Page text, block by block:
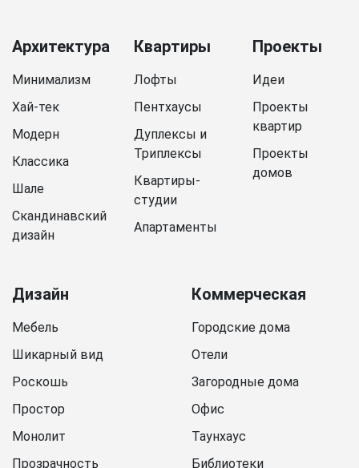
Архитектура
Минимализм
Хай-тек
Модерн
Классика
Шале
Скандинавский
дизайн
Квартиры
Лофты
Пентхаусы
Дуплексы и
Триплексы
Квартиры-
студии
Апартаменты
Проекты
Идеи
Проекты
квартир
Проекты
домов
Дизайн
Мебель
Шикарный вид
Роскошь
Простор
Монолит
Прозрачность
Коммерческая
Городские дома
Отели
Загородные дома
Офис
Таунхаус
Библиотеки